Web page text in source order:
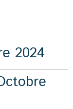
2024